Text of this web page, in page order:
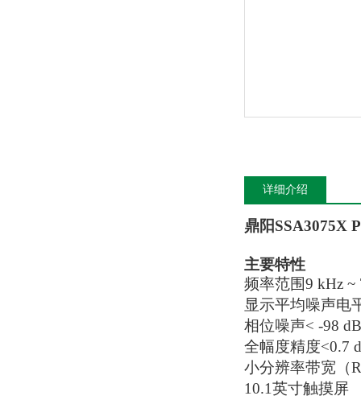
详细介绍
鼎阳SSA3075X
主要特性
频率范围9 kHz ~
显示平均噪声电
相位噪声< -98
全幅度精度<0.7
小分辨率带宽（
10.1英寸触摸屏